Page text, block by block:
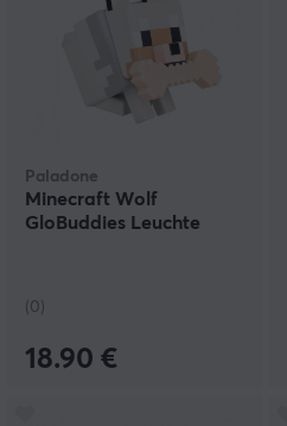
Paladone
Minecraft Wolf
GloBuddies Leuchte
(0)
18.90 €